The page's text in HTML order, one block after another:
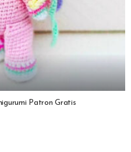
Patron Gratis